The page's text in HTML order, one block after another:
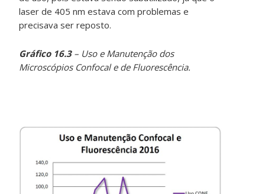
laser de 405 nm estava com problemas e
precisava ser reposto.
Gráfico 16.3– Uso e Manutenção dos
Microscópios Confocal e de Fluorescência.